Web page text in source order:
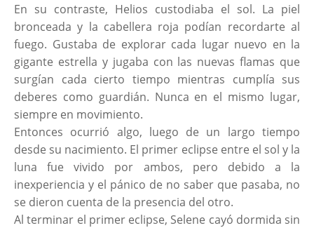
En su contraste, Helios custodiaba el sol. La piel
bronceada y la cabellera roja podían recordarte al
fuego. Gustaba de explorar cada lugar nuevo en la
gigante estrella y jugaba con las nuevas flamas que
surgían cada cierto tiempo mientras cumplía sus
deberes como guardián. Nunca en el mismo lugar,
siempre en movimiento.
Entonces ocurrió algo, luego de un largo tiempo
desde su nacimiento. El primer eclipse entre el sol y la
luna fue vivido por ambos, pero debido a la
inexperiencia y el pánico de no saber que pasaba, no
se dieron cuenta de la presencia del otro.
Al terminar el primer eclipse, Selene cayó dormida sin